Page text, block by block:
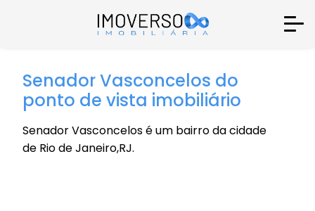
Senador Vasconcelos do
ponto de vista imobiliário
Senador Vasconcelos é um bairro da cidade
de Rio de Janeiro,RJ.